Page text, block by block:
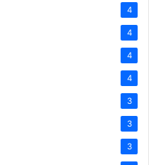
4
4
4
4
3
3
3